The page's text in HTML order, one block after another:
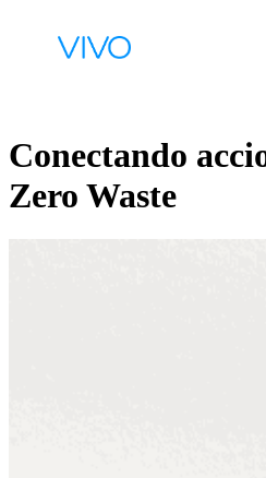
Conectando
Zero Waste